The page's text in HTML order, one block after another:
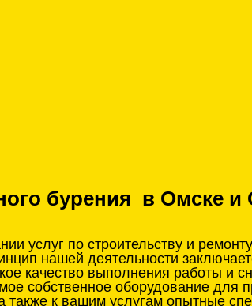
бурения в Омске
услуг по строительству и
нашей деятельности
качество выполнения работы и
собственное оборудование для
также к вашим услугам опытные